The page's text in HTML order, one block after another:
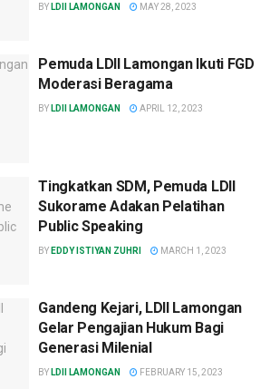
BY LDII LAMONGAN MAY 28, 2023
Pemuda LDII Lamongan Ikuti FGD
Moderasi Beragama
BY LDII LAMONGAN APRIL 12, 2023
Tingkatkan SDM, Pemuda LDII
Sukorame Adakan Pelatihan
Public Speaking
BY EDDY ISTIYAN ZUHRI MARCH 1, 2023
Gandeng Kejari, LDII Lamongan
Gelar Pengajian Hukum Bagi
Generasi Milenial
BY LDII LAMONGAN FEBRUARY 15, 2023